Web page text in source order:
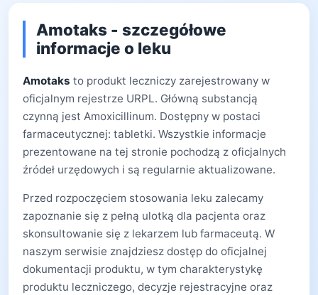
Amotaks - szczegółowe
informacje o leku
Amotaks to produkt leczniczy zarejestrowany w
oficjalnym rejestrze URPL. Główną substancją
czynną jest Amoxicillinum. Dostępny w postaci
farmaceutycznej: tabletki. Wszystkie informacje
prezentowane na tej stronie pochodzą z oficjalnych
źródeł urzędowych i są regularnie aktualizowane.
Przed rozpoczęciem stosowania leku zalecamy
zapoznanie się z pełną ulotką dla pacjenta oraz
skonsultowanie się z lekarzem lub farmaceutą. W
naszym serwisie znajdziesz dostęp do oficjalnej
dokumentacji produktu, w tym charakterystykę
produktu leczniczego, decyzje rejestracyjne oraz